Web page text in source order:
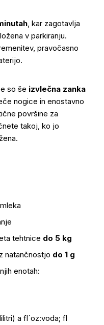
, kar zagotavlja
v parkiranju.
pravočasno
so še izvlečna zanka
nogice in enostavno
površine za
takoj, ko jo
tehtnice do 5 kg
z natančnostjo do 1 g
enotah:
a fl´oz:voda; fl